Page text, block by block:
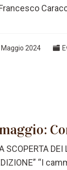
2024
SCOPERTA
“I